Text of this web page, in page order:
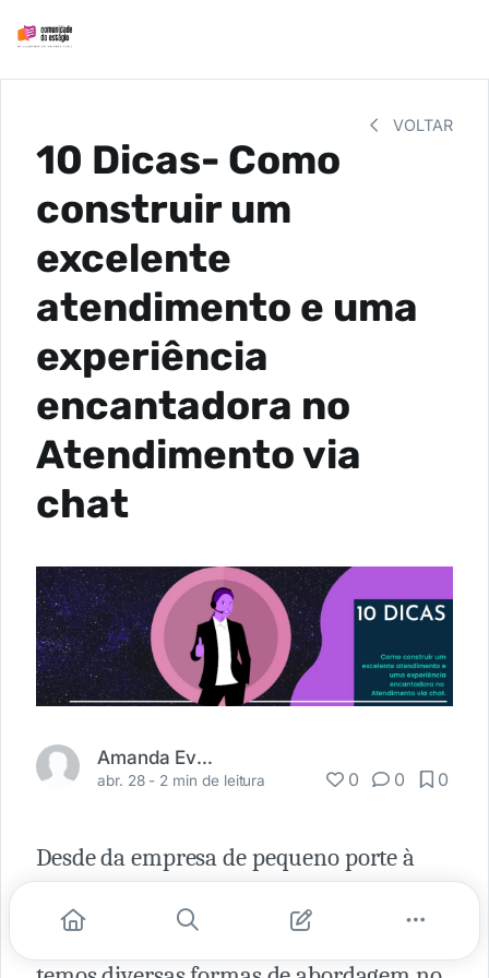
VOLTAR
10 Dicas- Como
construir um
excelente
atendimento e uma
experiência
encantadora no
Atendimento via
chat
Amanda Evaristo
abr. 28 - 2 min de leitura 0 0 0
Desde da empresa de pequeno porte à
partida para alavancar os negócios, hoje